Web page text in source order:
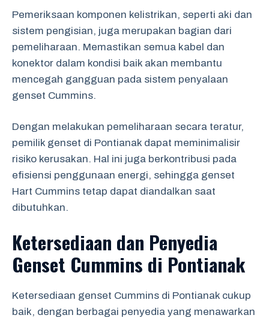
Pemeriksaan komponen kelistrikan, seperti aki dan
sistem pengisian, juga merupakan bagian dari
pemeliharaan. Memastikan semua kabel dan
konektor dalam kondisi baik akan membantu
mencegah gangguan pada sistem penyalaan
genset Cummins.
Dengan melakukan pemeliharaan secara teratur,
pemilik genset di Pontianak dapat meminimalisir
risiko kerusakan. Hal ini juga berkontribusi pada
efisiensi penggunaan energi, sehingga genset
Hart Cummins tetap dapat diandalkan saat
dibutuhkan.
Ketersediaan dan Penyedia
Genset Cummins di Pontianak
Ketersediaan genset Cummins di Pontianak cukup
baik, dengan berbagai penyedia yang menawarkan